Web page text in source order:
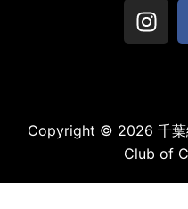
Copyright © 2026 千葉
Club of